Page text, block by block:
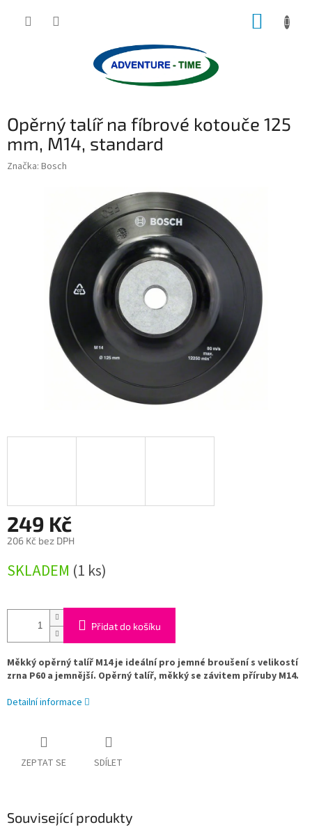
Opěrný talíř na fíbrové kotouče 125
mm, M14, standard
Značka: Bosch
249 Kč
206 Kč bez DPH
cena:
SKLADEM (1 ks)
Přidat do košíku
Měkký opěrný talíř M14 je ideální pro jemné broušení s velikostí
zrna P60 a jemnější. Opěrný talíř, měkký se závitem příruby M14.
Detailní informace
ZEPTAT SE SDÍLET
Související produkty